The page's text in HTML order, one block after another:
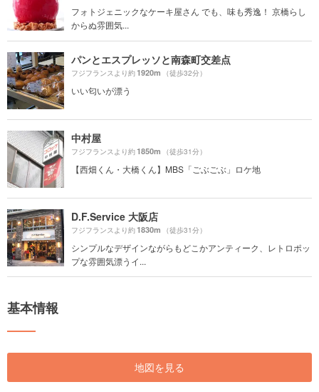
フォトジェニックなケーキ屋さん でも、味も秀逸！ 京橋らし
からぬ雰囲気...
パンとエスプレッソと南森町交差点
フジフランスより約1920m （徒歩32分）
いい匂いが漂う
中村屋
フジフランスより約1850m （徒歩31分）
【西畑くん・大橋くん】MBS「ごぶごぶ」ロケ地
D.F.Service 大阪店
フジフランスより約1830m （徒歩31分）
シンプルなデザインながらもどこかアンティーク、レトロポッ
プな雰囲気漂うイ...
基本情報
地図を見る